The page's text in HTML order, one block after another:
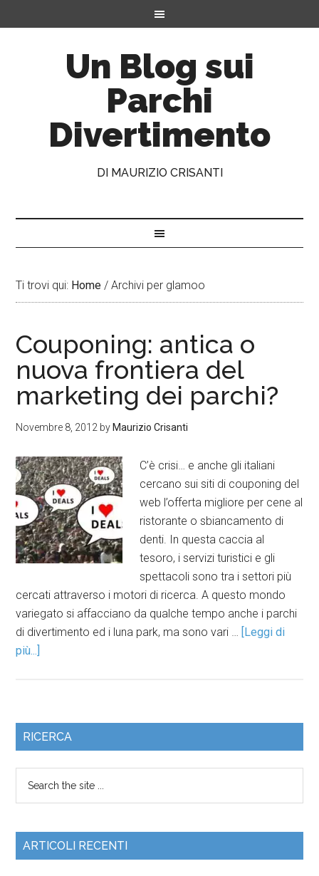
Un Blog sui
Parchi
Divertimento
DI MAURIZIO CRISANTI
Ti trovi qui: Home / Archivi per glamoo
Couponing: antica o
nuova frontiera del
marketing dei parchi?
Novembre 8, 2012 by Maurizio Crisanti
C’è crisi… e anche gli italiani
cercano sui siti di couponing del
web l’offerta migliore per cene al
ristorante o sbiancamento di
denti. In questa caccia al
tesoro, i servizi turistici e gli
spettacoli sono tra i settori più
cercati attraverso i motori di ricerca. A questo mondo
variegato si affacciano da qualche tempo anche i parchi
di divertimento ed i luna park, ma sono vari … [Leggi di
più...]
RICERCA
ARTICOLI RECENTI